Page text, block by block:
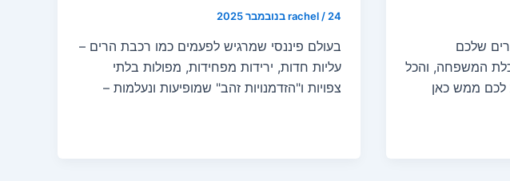
שלכם
המשפחה, והכל
ממש כאן
rachel / 24 בנובמבר 2025
בעולם פיננסי שמרגיש לפעמים כמו רכבת הרים –
עליות חדות, ירידות מפחידות, מפולות בלתי
צפויות ו"הזדמנויות זהב" שמופיעות ונעלמות –